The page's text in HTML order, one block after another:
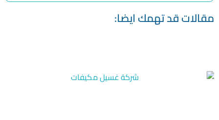
مقالات قد تهمك ايضا: